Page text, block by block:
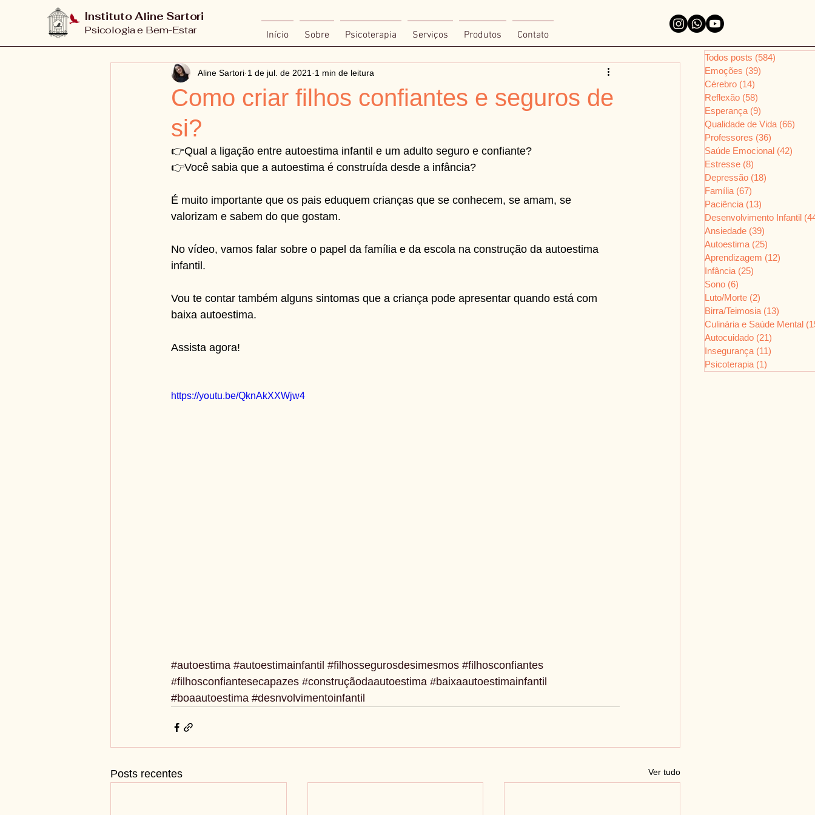
Instituto Aline Sartori
Psicologia e Bem-Estar Início Sobre Psicoterapia Serviços Produtos Contato
Como criar filhos confiantes e seguros de
si?
Aline Sartori 1 de jul. de 2021 1 min de leitura
👉Qual a ligação entre autoestima infantil e um adulto seguro e confiante?
👉Você sabia que a autoestima é construída desde a infância?
É muito importante que os pais eduquem crianças que se conhecem, se amam, se
valorizam e sabem do que gostam.
No vídeo, vamos falar sobre o papel da família e da escola na construção da autoestima
infantil.
Vou te contar também alguns sintomas que a criança pode apresentar quando está com
baixa autoestima.
Assista agora!
https://youtu.be/QknAkXXWjw4
#autoestima #autoestimainfantil #filhossegurosdesimesmos #filhosconfiantes
#filhosconfiantesecapazes #construçãodaautoestima #baixaautoestimainfantil
#boaautoestima #desnvolvimentoinfantil
Posts recentes Ver tudo
Todos posts (584)
Emoções (39)
Cérebro (14)
Reflexão (58)
Esperança (9)
Qualidade de Vida (66)
Professores (36)
Saúde Emocional (42)
Estresse (8)
Depressão (18)
Família (67)
Paciência (13)
Desenvolvimento Infantil
Ansiedade (39)
Autoestima (25)
Aprendizagem (12)
Infância (25)
Sono (6)
Luto/Morte (2)
Birra/Teimosia (13)
Culinária e Saúde Mental
Autocuidado (21)
Insegurança (11)
Psicoterapia (1)